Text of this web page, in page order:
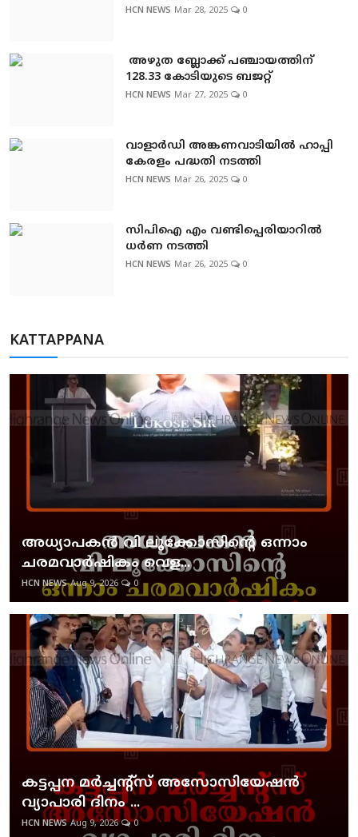
HCN NEWS Mar 28, 2025 0
അഴുത ബ്ലോക്ക് പഞ്ചായത്തിന്
128.33 കോടിയുടെ ബജറ്റ്
HCN NEWS Mar 27, 2025 0
വാളാര്‍ഡി അങ്കണവാടിയില്‍ ഹാപ്പി
കേരളം പദ്ധതി നടത്തി
HCN NEWS Mar 26, 2025 0
സിപിഐ എം വണ്ടിപ്പെരിയാറില്‍
ധര്‍ണ നടത്തി
HCN NEWS Mar 26, 2025 0
KATTAPPANA
അധ്യാപകന്‍ വി ലൂക്കോസിന്റെ ഒന്നാം
ചരമവാര്‍ഷികം വെള...
HCN NEWS Aug 9, 2026 0
കട്ടപ്പന മര്‍ച്ചന്റ്‌സ് അസോസിയേഷന്‍
വ്യാപാരി ദിനം ...
HCN NEWS Aug 9, 2026 0